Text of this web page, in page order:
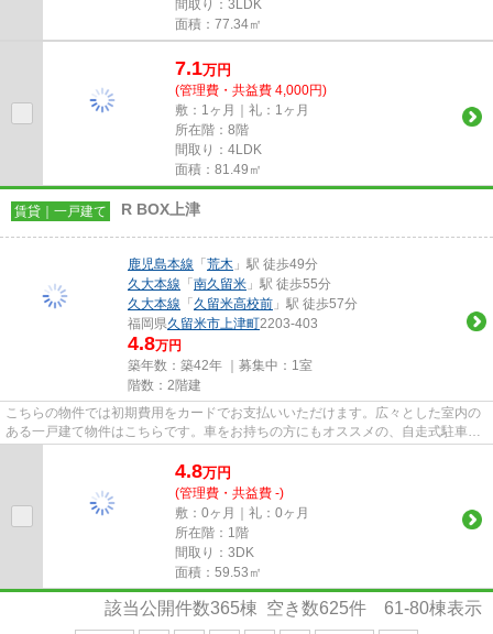
間取り：3LDK
面積：77.34㎡
7.1万円
(管理費・共益費 4,000円)
敷：1ヶ月｜礼：1ヶ月
所在階：8階
間取り：4LDK
面積：81.49㎡
賃貸｜一戸建て R BOX上津
鹿児島本線 「荒木 」駅 徒歩49分
久大本線 「南久留米 」駅 徒歩55分
久大本線 「久留米高校前 」駅 徒歩57分
福岡県久留米市 上津町2203-403
4.8万円
築年数：築42年 ｜募集中： 1室
階数：2階建
こちらの物件では初期費用をカードでお支払いいただけます。広々とした室内の
ある一戸建て物件はこちらです。車をお持ちの方にもオススメの、自走式駐車場
を利用できる物件です。鹿児...
4.8万円
(管理費・共益費 -)
敷：0ヶ月｜礼：0ヶ月
所在階：1階
間取り：3DK
面積：59.53㎡
該当公開件数365棟 空き数625件 61-80棟表示